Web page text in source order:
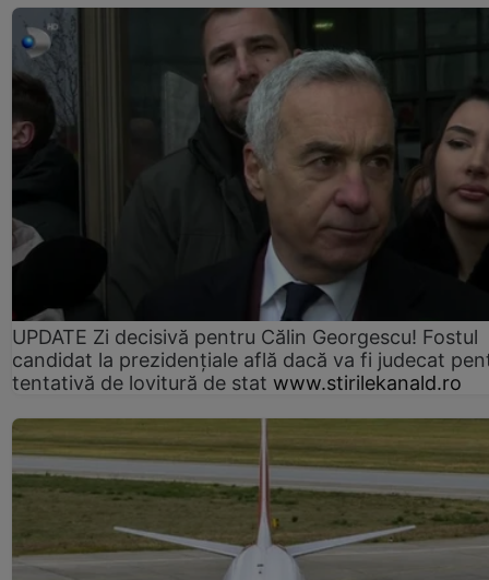
UPDATE Zi decisivă pentru Călin Georgescu! Fostul
candidat la prezidențiale află dacă va fi judecat
tentativă de lovitură de stat www.stirilekanald.ro